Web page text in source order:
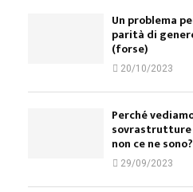
Un problema
parità di
(forse)
20/10/2023
Perché
sovrastrutture
non ce ne sono?
29/09/2023